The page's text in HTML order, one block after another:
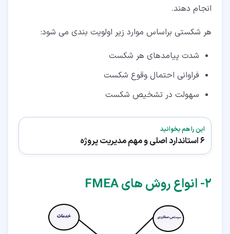
انجام دهند.
هر شکستی براساس موارد زیر اولویت بندی می شود:
شدت پیامدهای هر شکست
فراوانی احتمال وقوع شکست
سهولت در تشخیص شکست
این را هم بخوانید
6 استاندارد اصلی و مهم مدیریت پروژه
۲‏- انواع روش های FMEA